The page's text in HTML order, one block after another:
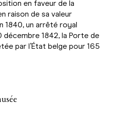
en faveur de la
raison de sa valeur
1840, un arrêté royal
1842, la Porte de
par l’État belge pour 165